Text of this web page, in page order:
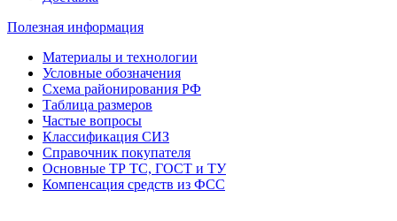
Полезная информация
Материалы и технологии
Условные обозначения
Схема районирования РФ
Таблица размеров
Частые вопросы
Классификация СИЗ
Справочник покупателя
Основные ТР ТС, ГОСТ и ТУ
Компенсация средств из ФСС